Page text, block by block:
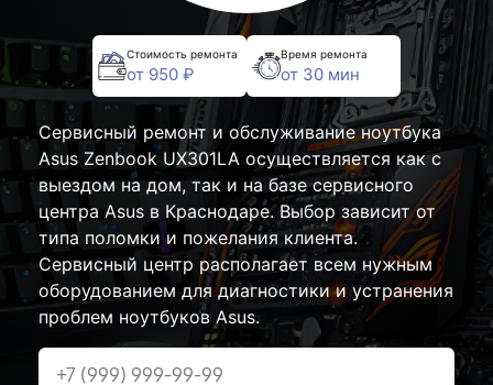
Стоимость ремонта
от 950 ₽
Время ремонта
от 30 мин
Сервисный ремонт и обслуживание ноутбука
Asus Zenbook UX301LA осуществляется как с
выездом на дом, так и на базе сервисного
центра Asus в Краснодаре. Выбор зависит от
типа поломки и пожелания клиента.
Сервисный центр располагает всем нужным
оборудованием для диагностики и устранения
проблем ноутбуков Asus.